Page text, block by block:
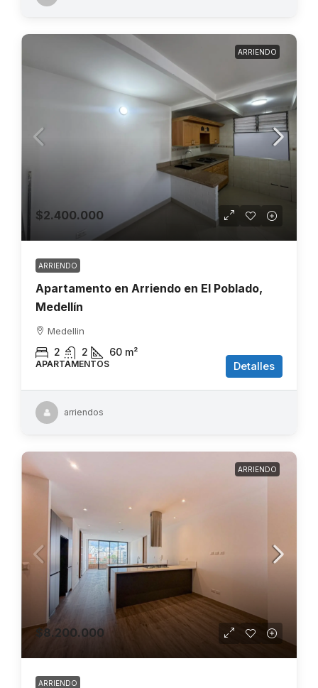
ARRIENDO
$2.400.000
ARRIENDO
Apartamento en Arriendo en El Poblado,
Medellín
Medellin
2 2 60 m²
APARTAMENTOS Detalles
arriendos
ARRIENDO
$8.200.000
ARRIENDO